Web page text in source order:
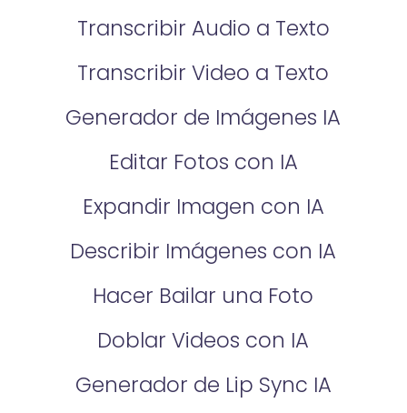
Transcribir Audio a Texto
Transcribir Video a Texto
Generador de Imágenes IA
Editar Fotos con IA
Expandir Imagen con IA
Describir Imágenes con IA
Hacer Bailar una Foto
Doblar Videos con IA
Generador de Lip Sync IA